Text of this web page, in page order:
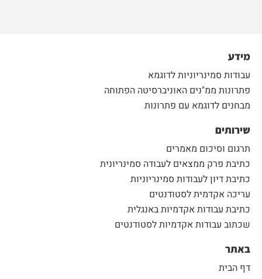
מידע
עבודות סמינריוניות לדוגמא
פתרונות ממ"נים האוניברסיטה הפתוחה
מבחנים לדוגמא עם פתרונות
שירותים
תרגום וסיכום מאמרים
כתיבת פרק ממצאים לעבודה סמינריונית
כתיבת דיון לעבודות סמינריוניות
עריכה אקדמית לסטודנטים
כתיבת עבודות אקדמיות באנגלית
שכתוב עבודות אקדמיות לסטודנטים
באתר
דף הבית